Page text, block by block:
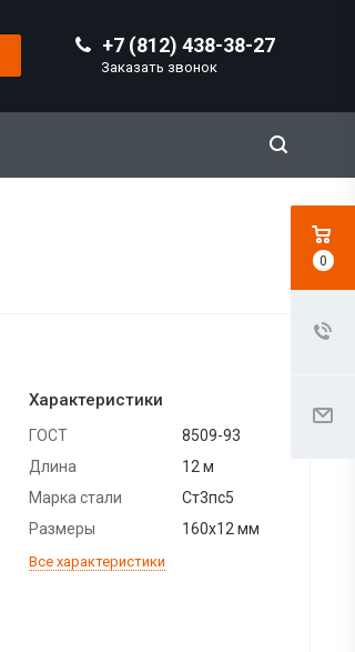
+7 (812) 438-38-27
Заказать звонок
Характеристики
ГОСТ
8509-93
Длина
12 м
Марка стали
Ст3пс5
Размеры
160х12 мм
Все характеристики
0